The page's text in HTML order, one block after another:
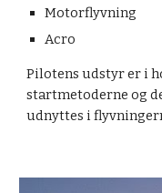
Motorflyvning
Acro
Pilotens udstyr er i
startmetoderne og
udnyttes i